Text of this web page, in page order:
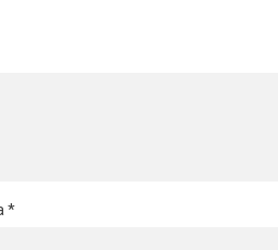
*